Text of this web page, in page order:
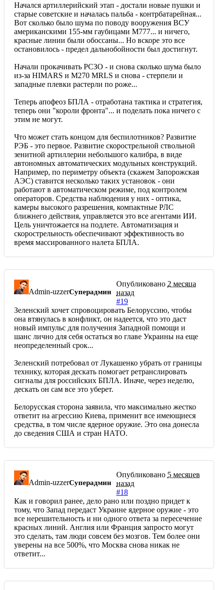
Начался артиллерийский этап - достали новые пушки и
старые советские и началась пальба - контрбатарейная...
Вот сколько было шума по поводу вооружения ВСУ
американскими 155-мм гаубицами М777... и ничего,
красные линии были обоссаны... Но вскоре это все
остановилось - предел дальнобойности был достигнут.
Начали прокачивать РСЗО - и снова сколько шума было
из-за HIMARS и М270 MRLS и снова - стерпели и
западные плевки растерли по роже...
Теперь апофеоз БПЛА - отработана тактика и стратегия,
теперь они "короли фронта"... и поделать пока ничего с
этим не могут.
Что может стать концом для беспилотников? Развитие
РЭБ - это первое. Развитие скорострельной ствольной
зенитной артиллерии небольшого калибра, в виде
автономных автоматических модульных конструкций.
Например, по периметру объекта (скажем Запорожская
АЭС) ставится несколько таких установок - они
работают в автоматическом режиме, под контролем
операторов. Средства наблюдения у них - оптика,
камеры высокого разрешения, компактные РЛС
ближнего действия, управляется это все агентами ИИ.
Цель уничтожается на подлете. Автоматизация и
скорострельность обеспечивают эффективность во
время массированного налета БПЛА.
Admin-uzzerСуперадмин
Опубликовано 2 месяца
назад
#19
Зеленский хочет спровоцировать Белоруссию, чтобы
она втянулась в конфликт, он надеется, что это даст
новый импульс для получения Западной помощи и
шанс лично для себя остаться во главе Украины на еще
неопределенный срок...
Зеленский потребовал от Лукашенко убрать от границы
технику, которая дескать помогает ретранслировать
сигналы для российских БПЛА. Иначе, через неделю,
дескать он сам все это уберет.
Белорусская сторона заявила, что максимально жестко
ответит на агрессию Киева, применит все имеющиеся
средства, в том числе ядерное оружие. Это она донесла
до сведения США и стран НАТО.
Admin-uzzerСуперадмин
Опубликовано 5 месяцев
назад
#18
Как и говорил ранее, дело рано или поздно придет к
тому, что Запад передаст Украине ядерное оружие - это
все нерешительность и ни одного ответа за пересечение
красных линий. Англия или Франция запросто могут
это сделать, там люди совсем без мозгов. Тем более они
уверены на все 500%, что Москва снова никак не
ответит...